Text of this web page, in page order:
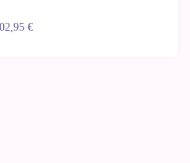
€